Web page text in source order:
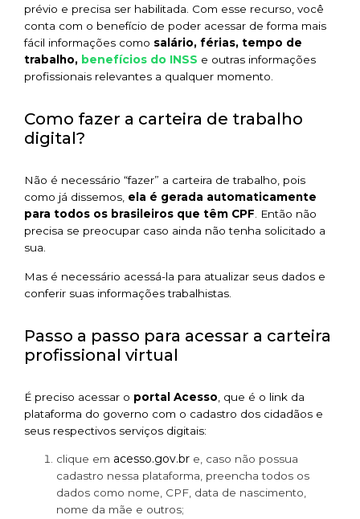
prévio e precisa ser habilitada. Com esse recurso, você
conta com o benefício de poder acessar de forma mais
fácil informações como salário, férias, tempo de
trabalho, benefícios do INSS e outras informações
profissionais relevantes a qualquer momento.
Como fazer a carteira de trabalho
digital?
Não é necessário “fazer” a carteira de trabalho, pois
como já dissemos, ela é gerada automaticamente
para todos os brasileiros que têm CPF. Então não
precisa se preocupar caso ainda não tenha solicitado a
sua.
Mas é necessário acessá-la para atualizar seus dados e
conferir suas informações trabalhistas.
Passo a passo para acessar a carteira
profissional virtual
É preciso acessar o portal Acesso , que é o link da
plataforma do governo com o cadastro dos cidadãos e
seus respectivos serviços digitais:
clique em acesso.gov.br e, caso não possua
cadastro nessa plataforma, preencha todos os
dados como nome, CPF, data de nascimento,
nome da mãe e outros;